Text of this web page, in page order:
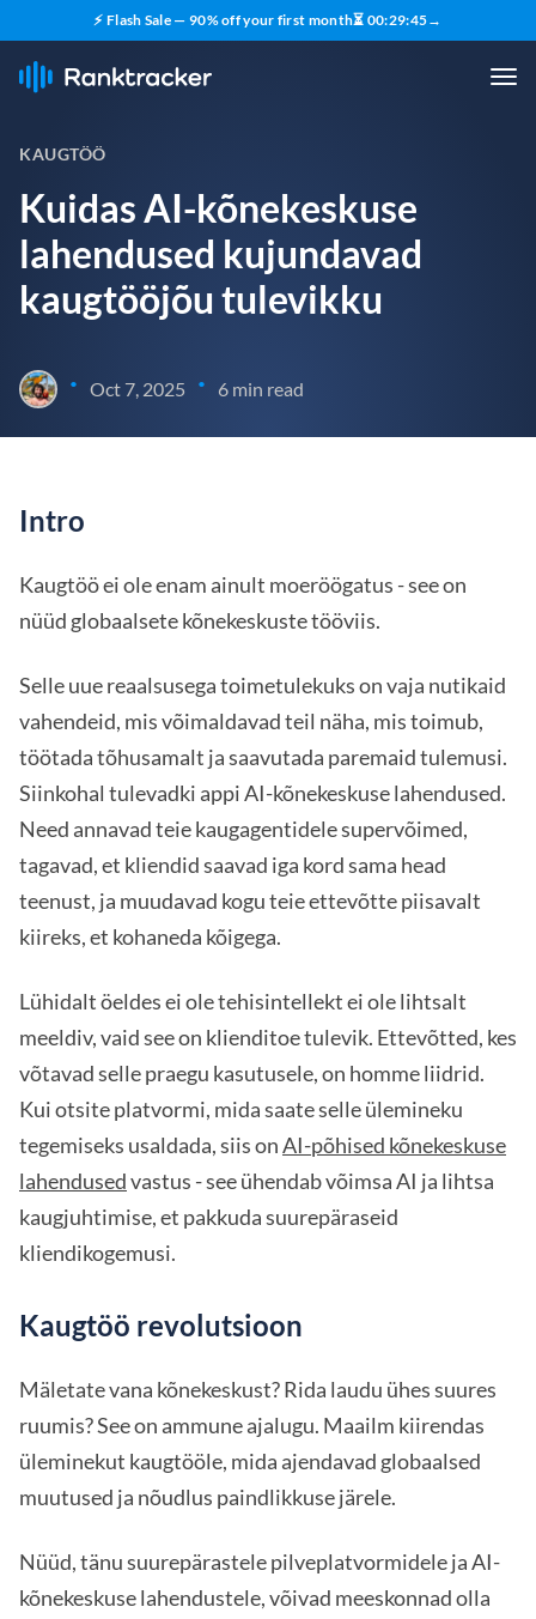
⚡ Flash Sale — 90% off your first month⏳ 00:29:44→
KAUGTÖÖ
Kuidas AI-kõnekeskuse
lahendused kujundavad
kaugtööjõu tulevikku
• Oct 7, 2025 • 6 min read
Intro
Kaugtöö ei ole enam ainult moeröögatus - see on
nüüd globaalsete kõnekeskuste tööviis.
Selle uue reaalsusega toimetulekuks on vaja nutikaid
vahendeid, mis võimaldavad teil näha, mis toimub,
töötada tõhusamalt ja saavutada paremaid tulemusi.
Siinkohal tulevadki appi AI-kõnekeskuse lahendused.
Need annavad teie kaugagentidele supervõimed,
tagavad, et kliendid saavad iga kord sama head
teenust, ja muudavad kogu teie ettevõtte piisavalt
kiireks, et kohaneda kõigega.
Lühidalt öeldes ei ole tehisintellekt ei ole lihtsalt
meeldiv, vaid see on klienditoe tulevik. Ettevõtted, kes
võtavad selle praegu kasutusele, on homme liidrid.
Kui otsite platvormi, mida saate selle ülemineku
tegemiseks usaldada, siis onAI-põhised kõnekeskuse
lahendusedvastus - see ühendab võimsa AI ja lihtsa
kaugjuhtimise, et pakkuda suurepäraseid
kliendikogemusi.
Kaugtöö revolutsioon
Mäletate vana kõnekeskust? Rida laudu ühes suures
ruumis? See on ammune ajalugu. Maailm kiirendas
üleminekut kaugtööle, mida ajendavad globaalsed
muutused ja nõudlus paindlikkuse järele.
Nüüd, tänu suurepärastele pilveplatvormidele ja AI-
kõnekeskuse lahendustele, võivad meeskonnad olla